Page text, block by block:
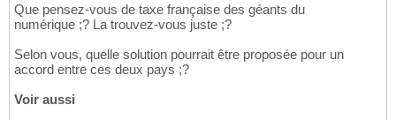
Que pensez-vous de taxe française des géants du
numérique ;? La trouvez-vous juste ;?
Selon vous, quelle solution pourrait être proposée pour un
accord entre ces deux pays ;?
Voir aussi